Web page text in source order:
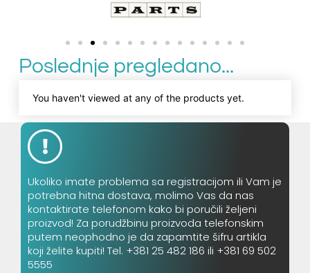
Poslednje pregledano...
You haven't viewed at any of the products yet.
Ukoliko imate problema sa registracijom ili Vam je
potrebna hitna dostava, molimo Vas da nas
kontaktirate telefonom kako bi poručili željeni
proizvod! Za porudžbinu proizvoda telefonskim
putem neophodno je da zapamtite šifru artikla
koji želite kupiti! Tel. +381 25 482 186 ili +381 69 502
5555